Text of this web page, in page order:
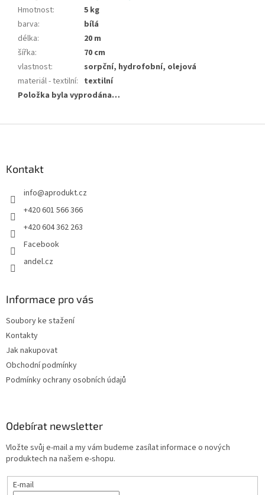
Hmotnost:
5 kg
barva:
bílá
délka:
20 m
šířka:
70 cm
vlastnost:
sorpční, hydrofobní, olejová
materiál - textilní: textilní
Položka byla vyprodána…
Kontakt
info@aprodukt.cz
+420 601 566 366
+420 604 362 263
Facebook
andel.cz
Informace pro vás
Soubory ke stažení
Kontakty
Jak nakupovat
Obchodní podmínky
Podmínky ochrany osobních údajů
Odebírat newsletter
Vložte svůj e-mail a my vám budeme zasílat informace o nových
produktech na našem e-shopu.
E-mail